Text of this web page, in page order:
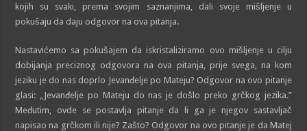
kojih su svaki, prema svojim saznanjima, dali svoje mišljenje u
pokušaju da daju odgovor na ova pitanja.
Nastavićemo sa pokušajem da iskristaliziramo ovo mišljenje u cilju
dobijanja preciznog odgovora na ova pitanja, prije svega, na kom
jeziku je do nas doprlo Jevanđelje po Mateju? Odgovor na ovo pitanje
glasi: „Jevanđelje po Mateju do nas je došlo preko grčkog jezika.”
Međutim, ovde se postavlja pitanje da li ga je njegov sastavljač
napisao na grčkom ili nije? Zašto? Odgovor na ovo pitanje je da Matej